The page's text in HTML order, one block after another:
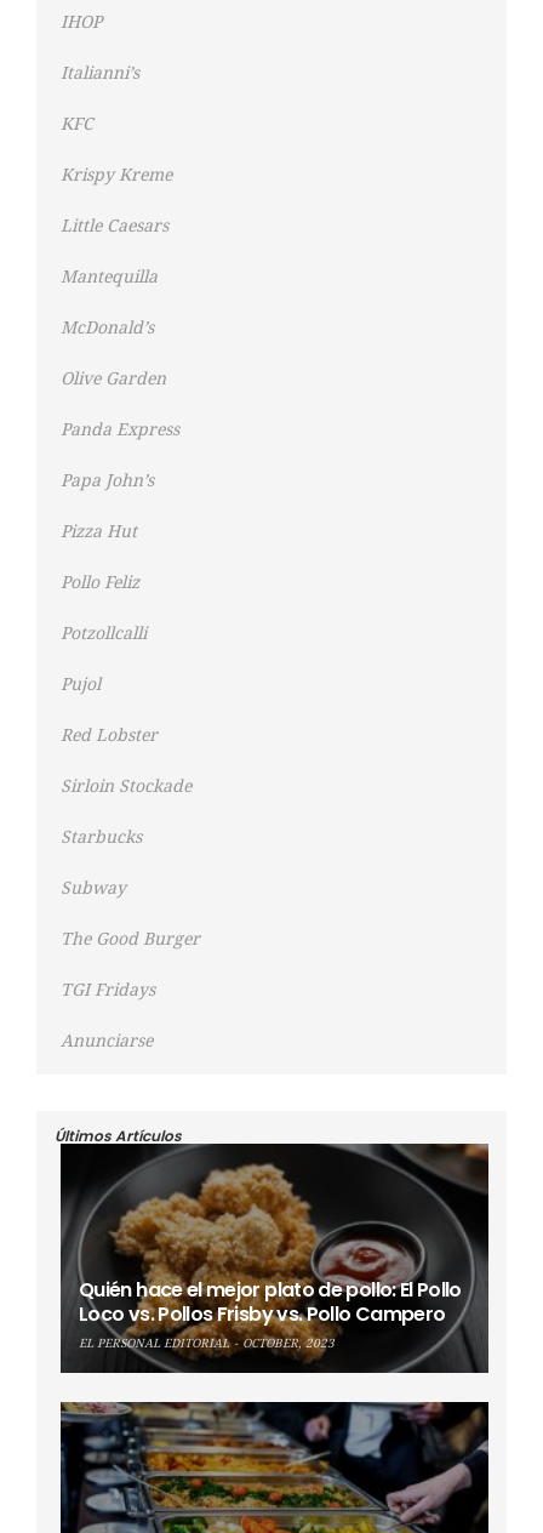
IHOP
Italianni’s
KFC
Krispy Kreme
Little Caesars
Mantequilla
McDonald’s
Olive Garden
Panda Express
Papa John’s
Pizza Hut
Pollo Feliz
Potzollcalli
Pujol
Red Lobster
Sirloin Stockade
Starbucks
Subway
The Good Burger
TGI Fridays
Anunciarse
Últimos Artículos
Quién hace el mejor plato de pollo: El Pollo
Loco vs. Pollos Frisby vs. Pollo Campero
EL PERSONAL EDITORIAL OCTOBER, 2023